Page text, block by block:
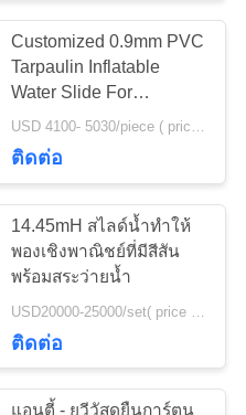
4
องเดี่ยว
Customized 0.9mm PVC
Tarpaulin Inflatable
Water Slide For
Commercial Use
USD 4100- 5030/piece ( price just for reference, detailed prices need to be confirmed) MOQ:1 piece
ติดต่อ
14.45mH สไลด์น้ำทำให้
พองเชิงพาณิชย์ที่มีสีสัน
พร้อมสระว่ายน้ำ
ติดต่อ
แอนตี้ - ยูวีวัสดุยืนการ์ตูน